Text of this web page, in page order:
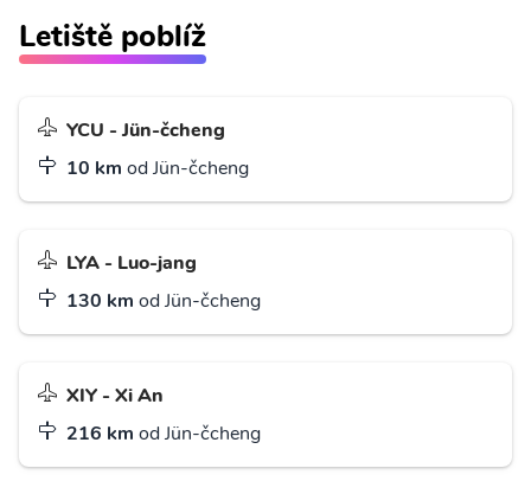
Letiště poblíž
YCU - Jün-čcheng
10 km od Jün-čcheng
LYA - Luo-jang
130 km od Jün-čcheng
XIY - Xi An
216 km od Jün-čcheng